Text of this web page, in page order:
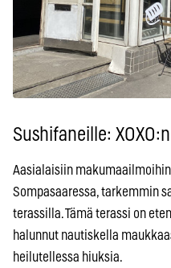
Sushifaneille:
Aasialaisiin
Sompasaaressa, tarkemmin
terassilla. Tämä terassi on
halunnut nautiskella
heilutellessa hiuksia.